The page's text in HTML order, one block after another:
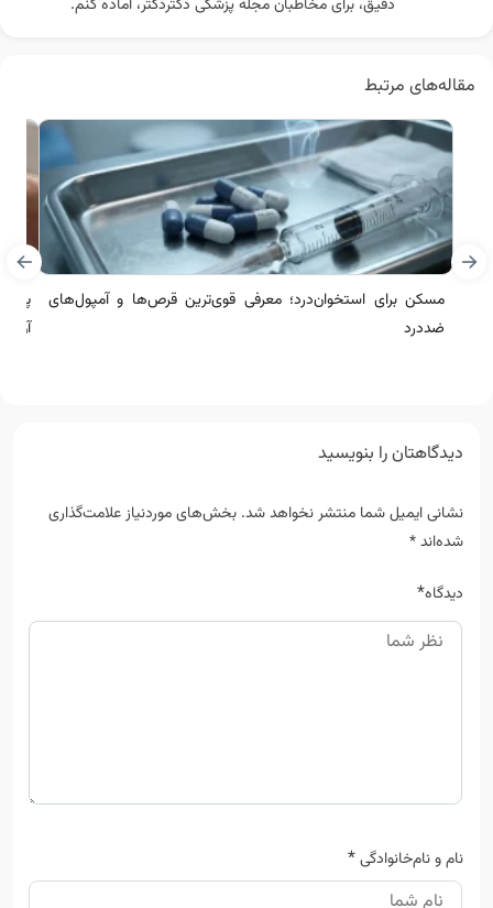
دقیق، برای مخاطبان مجله پزشکی دکتردکتر، آماده کنم.
مقاله‌های مرتبط
مسکن برای استخوان‌درد؛ معرفی قوی‌ترین قرص‌ها و آمپول‌های
ضددرد
آن
دیدگاهتان را بنویسید
نشانی ایمیل شما منتشر نخواهد شد. بخش‌های موردنیاز علامت‌گذاری
شده‌اند*
دیدگاه*
نام و نام‌خانوادگی*